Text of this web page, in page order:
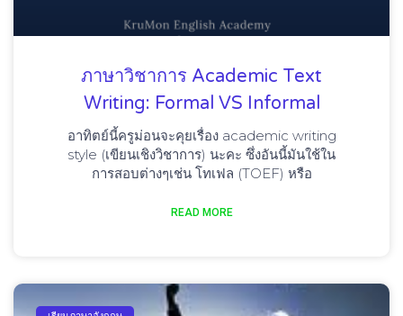
ภาษาวิชาการ Academic Text
Writing: Formal VS Informal
อาทิตย์นี้ครูม่อนจะคุยเรื่อง academic writing
style (เขียนเชิงวิชาการ) นะคะ ซึ่งอันนี้มันใช้ใน
การสอบต่างๆเช่น โทเฟล (TOEF) หรือ
READ MORE